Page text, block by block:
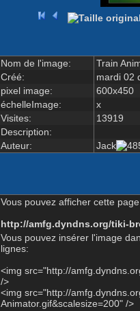
Nom de l'image:
Train
Créé:
mardi 02
pixel image:
600x450
échelleImage:
x
Visites:
13919
Description:
Auteur:
Jack
Vous pouvez afficher cette
http://amfg.dyndns.org/tiki-
Vous pouvez insérer l'image
lignes:
<img src="http://
/>
<img src="http://
Animator.gif&scalesize=200" />